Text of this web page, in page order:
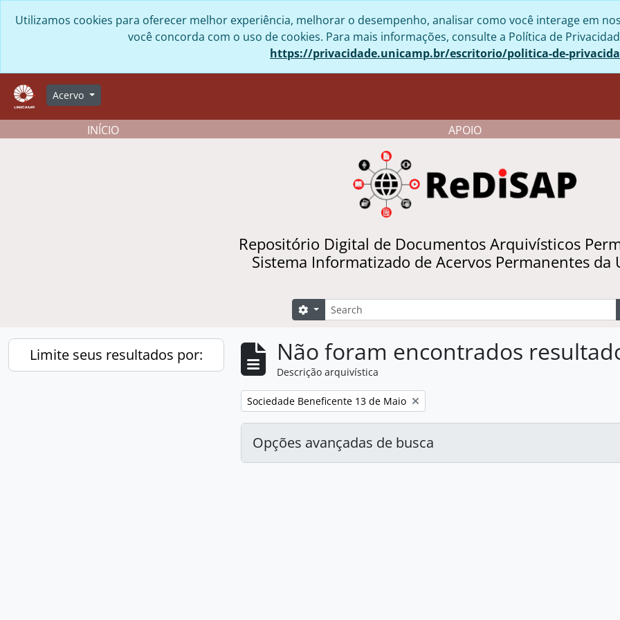
Utilizamos cookies para oferecer melhor experiência, melhorar o desempenho, analisar como você interage em
você concorda com o uso de cookies. Para mais informações, consulte a Política de
https://privacidade.unicamp.br/escritorio/politica-de-
Acervo
INÍCIO APOIO
Repositório Digital de Documentos Arquivísticos
Sistema Informatizado de Acervos Permanentes da
Buscar
Opções de busca
Limite seus resultados por: Não foram encontrados
Descrição arquivística
Remover filtro:
Sociedade Beneficente 13 de Maio
Opções avançadas de busca